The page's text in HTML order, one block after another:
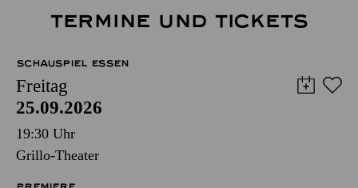
TERMINE UND TICKETS
SCHAUSPIEL ESSEN
Freitag
25.09.2026
19:30 Uhr
Grillo-Theater